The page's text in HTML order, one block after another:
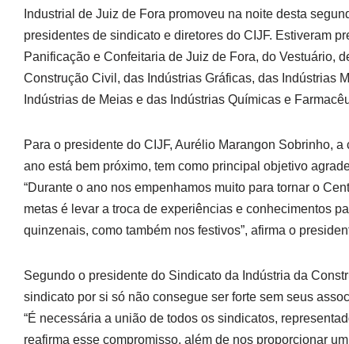
Industrial de Juiz de Fora promoveu na noite desta
presidentes de sindicato e diretores do CIJF. Estiveram
Panificação e Confeitaria de Juiz de Fora, do Vestuário,
Construção Civil, das Indústrias Gráficas, das Indústrias
Indústrias de Meias e das Indústrias Químicas e
Para o presidente do CIJF, Aurélio Marangon Sobrinho,
ano está bem próximo, tem como principal objetivo
“Durante o ano nos empenhamos muito para tornar o
metas é levar a troca de experiências e conhecimentos
quinzenais, como também nos festivos”, afirma o
Segundo o presidente do Sindicato da Indústria da
sindicato por si só não consegue ser forte sem seus
“É necessária a união de todos os sindicatos,
reafirma esse compromisso, além de nos proporcionar